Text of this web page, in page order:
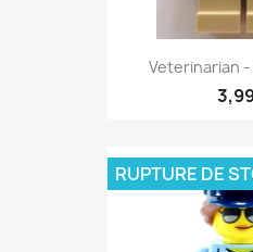
Veterinarian -
RUPTURE DE